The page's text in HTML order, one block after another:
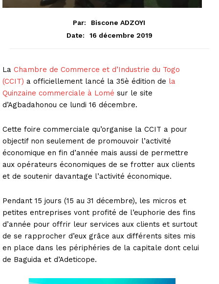
Par:
Biscone ADZOYI
Date:
16 décembre 2019
La Chambre de Commerce et d’Industrie du Togo
(CCIT) a officiellement lancé la 35è édition de la
Quinzaine commerciale à Lomé sur le site
d’Agbadahonou ce lundi 16 décembre.
Cette foire commerciale qu’organise la CCIT a pour
objectif non seulement de promouvoir l’activité
économique en fin d’année mais aussi de permettre
aux opérateurs économiques de se frotter aux clients
et de soutenir davantage l’activité économique.
Pendant 15 jours (15 au 31 décembre), les micros et
petites entreprises vont profité de l’euphorie des fins
d’année pour offrir leur services aux clients et surtout
de se rapprocher d’eux grâce aux différents sites mis
en place dans les périphéries de la capitale dont celui
de Baguida et d’Adeticope.